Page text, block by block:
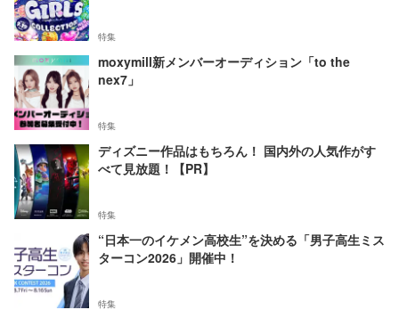
特集
moxymill新メンバーオーディション「to the
nex7」
特集
ディズニー作品はもちろん！ 国内外の人気作がす
べて見放題！【PR】
特集
“日本一のイケメン高校生”を決める「男子高生ミス
ターコン2026」開催中！
特集